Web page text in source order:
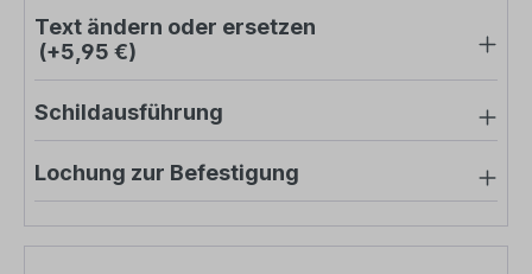
Text ändern oder ersetzen
(+5,95 €)
Schildausführung
Lochung zur Befestigung